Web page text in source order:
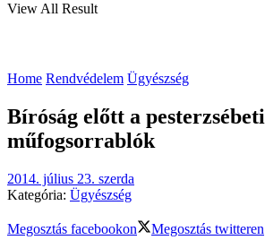
View All Result
Home Rendvédelem Ügyészség
Bíróság előtt a pesterzsébeti
műfogsorrablók
2014. július 23. szerda
Kategória: Ügyészség
Megosztás facebookon
Megosztás twitteren